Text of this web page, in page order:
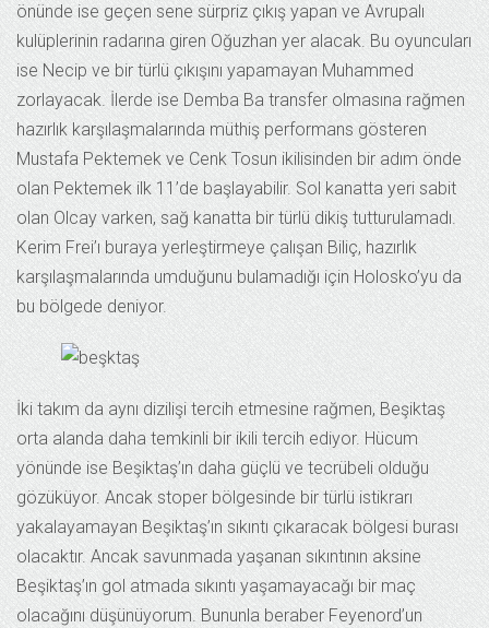
önünde ise geçen sene sürpriz çıkış yapan ve Avrupalı
kulüplerinin radarına giren Oğuzhan yer alacak. Bu oyuncuları
ise Necip ve bir türlü çıkışını yapamayan Muhammed
zorlayacak. İlerde ise Demba Ba transfer olmasına rağmen
hazırlık karşılaşmalarında müthiş performans gösteren
Mustafa Pektemek ve Cenk Tosun ikilisinden bir adım önde
olan Pektemek ilk 11’de başlayabilir. Sol kanatta yeri sabit
olan Olcay varken, sağ kanatta bir türlü dikiş tutturulamadı.
Kerim Frei’ı buraya yerleştirmeye çalışan Biliç, hazırlık
karşılaşmalarında umduğunu bulamadığı için Holosko’yu da
bu bölgede deniyor.
İki takım da aynı dizilişi tercih etmesine rağmen, Beşiktaş
orta alanda daha temkinli bir ikili tercih ediyor. Hücum
yönünde ise Beşiktaş’ın daha güçlü ve tecrübeli olduğu
gözüküyor. Ancak stoper bölgesinde bir türlü istikrarı
yakalayamayan Beşiktaş’ın sıkıntı çıkaracak bölgesi burası
olacaktır. Ancak savunmada yaşanan sıkıntının aksine
Beşiktaş’ın gol atmada sıkıntı yaşamayacağı bir maç
olacağını düşünüyorum. Bununla beraber Feyenord’un